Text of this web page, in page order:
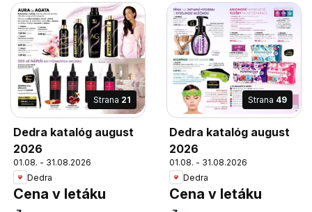
Strana 21
Dedra katalóg august
2026
01.08. - 31.08.2026
Dedra
Cena v letáku
Strana 49
Dedra katalóg august
2026
01.08. - 31.08.2026
Dedra
Cena v letáku